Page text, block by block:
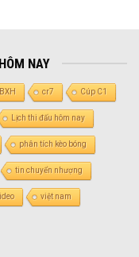
NAY
BXH cr7 Cúp C1
Lịch thi đấu hôm nay
phân tích kèo bóng
tin chuyển nhượng
việt nam